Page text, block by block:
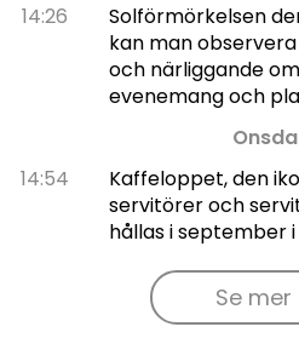
14:26
Solförmörkelsen
kan man
och närliggande
evenemang och
14:54
Kaffeloppet, den
servitörer och
hållas i september i
Se mer